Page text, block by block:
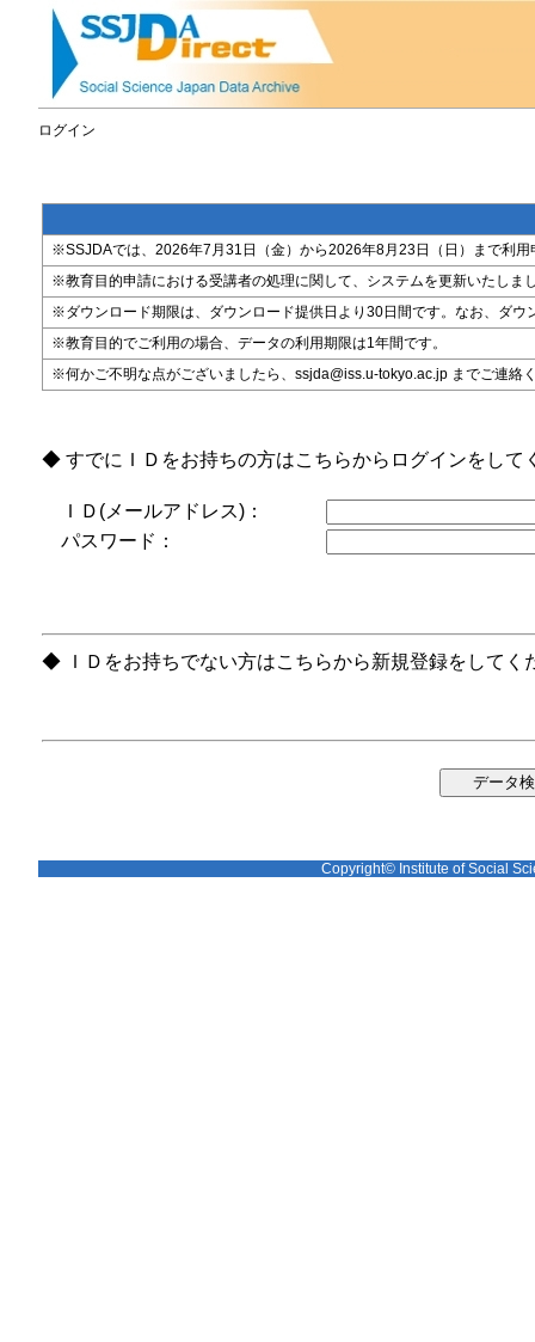
ログイン
※SSJDAでは、2026年7月31日（金）から2026年8月23日（日）まで利
※教育目的申請における受講者の処理に関して、システムを更新いたしま
※ダウンロード期限は、ダウンロード提供日より30日間です。なお、ダ
※教育目的でご利用の場合、データの利用期限は1年間です。
※何かご不明な点がございましたら、ssjda@iss.u-tokyo.ac.jp までご連絡
◆ すでにＩＤをお持ちの方はこちらからログインをして
ＩＤ(メールアドレス)：
パスワード：
◆ ＩＤをお持ちでない方はこちらから新規登録をしてく
Copyright© Institute of Social